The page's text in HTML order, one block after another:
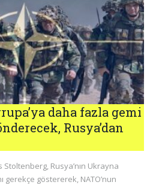
daha fazla gemi
Rusya’dan
Stoltenberg, Rusya’nın Ukrayna
gerekçe göstererek, NATO’nun